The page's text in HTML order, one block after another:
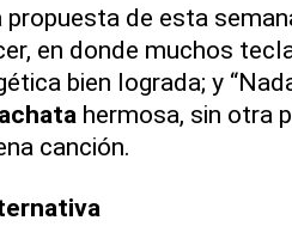
de esta
en donde muchos
bien lograda; y
hermosa, sin otra
canción.